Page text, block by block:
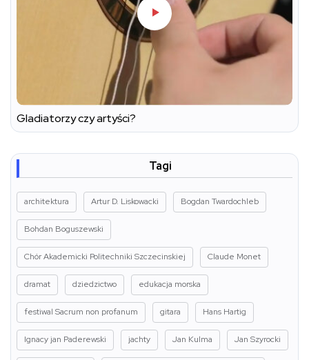
Gladiatorzy czy artyści?
Tagi
architektura Artur D. Liskowacki Bogdan Twardochleb
Bohdan Boguszewski
Chór Akademicki Politechniki Szczecinskiej Claude Monet
dramat dziedzictwo edukacja morska
festiwal Sacrum non profanum gitara Hans Hartig
Ignacy jan Paderewski jachty Jan Kulma Jan Szyrocki